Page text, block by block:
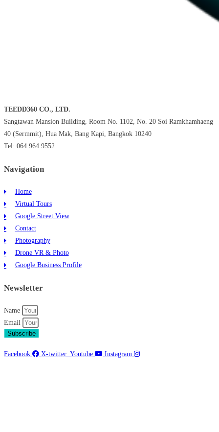
TEEDD360 CO., LTD.
Sangtawan Mansion Building, Room No. 1102, No. 20 Soi Ramkhamhaeng
40 (Sermmit), Hua Mak, Bang Kapi, Bangkok 10240
Tel: 064 964 9552
Navigation
Home
Virtual Tours
Google Street View
Contact
Photography
Drone VR & Photo
Google Business Profile
Newsletter
Name
Email
Subscribe
Facebook X-twitter Youtube Instagram